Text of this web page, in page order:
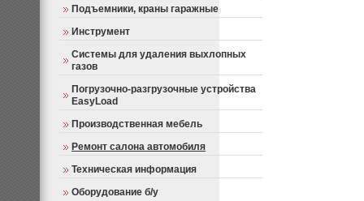
Подъемники, краны гаражные
Инструмент
Системы для удаления выхлопных
газов
Погрузочно-разгрузочные устройства
EasyLoad
Производственная мебель
Ремонт салона автомобиля
Техническая информация
Оборудование б/у